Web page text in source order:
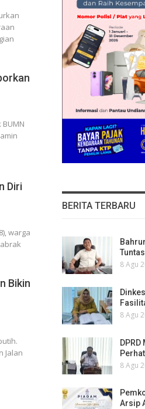
Diri
warga
Bikin
Jalan
BERITA TERBARU
8 Agu
8 Agu
8 Agu
Arsip